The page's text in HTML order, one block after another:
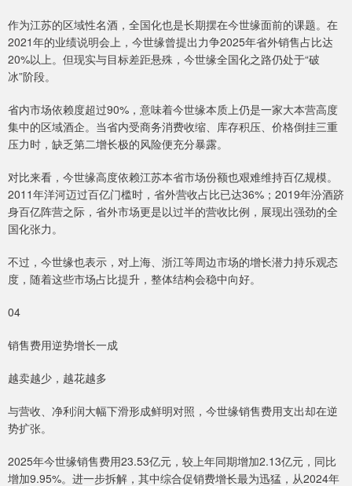
作为江苏的区域性名酒，全国化也是长期摆在今世缘面前的课题。在
2021年的业绩说明会上，今世缘曾提出力争2025年省外销售占比达
20%以上。但现实与目标差距悬殊，今世缘全国化之路仍处于“破
冰”阶段。
省内市场依赖度超过90%，意味着今世缘本质上仍是一家大本营高度
集中的区域酒企。当省内受商务消费收缩、库存积压、价格倒挂三重
压力时，缺乏第二增长极的风险便充分暴露。
对比来看，今世缘高度依赖江苏本省市场份额也艰难维持百亿规模。
2011年洋河迈过百亿门槛时，省外营收占比已达36%；2019年汾酒跻
身百亿阵营之际，省外市场更是以过半的营收比例，展现出强劲的全
国化张力。
不过，今世缘也表示，对上海、浙江等周边市场的增长潜力持乐观态
度，随着这些市场占比提升，整体结构会稳中向好。
04
销售费用逆势增长一成
越卖越少，越花越多
与营收、净利润大幅下滑形成鲜明对照，今世缘销售费用支出却在逆
势扩张。
2025年今世缘销售费用23.53亿元，较上年同期增加2.13亿元，同比
增加9.95%。进一步拆解，其中综合促销费增长最为迅猛，从2024年